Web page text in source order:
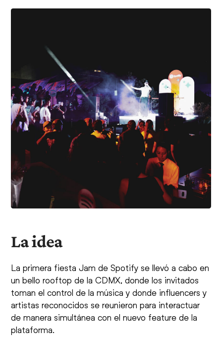
La idea
La primera fiesta Jam de Spotify se llevó a cabo en
un bello rooftop de la CDMX, donde los invitados
toman el control de la música y donde influencers y
artistas reconocidos se reunieron para interactuar
de manera simultánea con el nuevo feature de la
plataforma.